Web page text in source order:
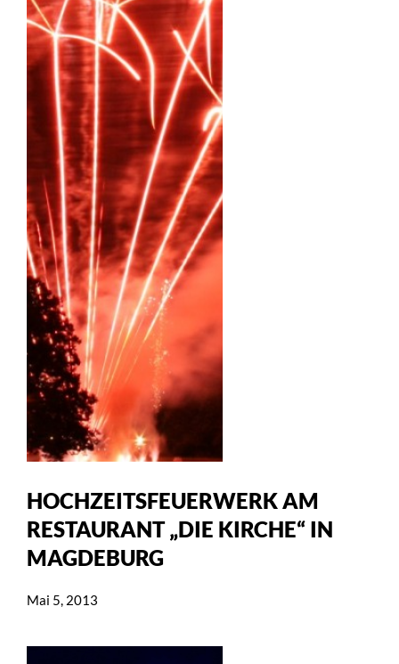
HOCHZEITSFEUERWERK AM
RESTAURANT „DIE KIRCHE“ IN
MAGDEBURG
Mai 5, 2013